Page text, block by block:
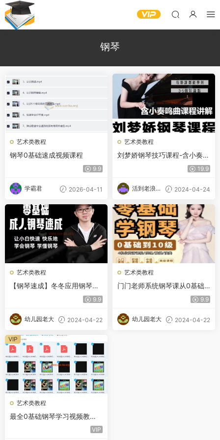
钢琴
艺术类教程
钢琴0基础速成视频课程
9.9
学霸君 2026-04-11
艺术类教程
刘梦娇钢琴技巧课程-含小奏鸣
19.9
活到老浪到
2024-04-24
艺术类教程
【钢琴速成】冬冬应用钢琴零
基础成人钢琴速成让小白快速
9.9
幼儿园老大 2024-04-22
艺术类教程
门门老师系统钢琴课从0基础
9.9
幼儿园老大 2024-04-22
艺术类教程
最全0基础钢琴学习视频教
程，全方位自学入门电子琴初
VIP
VIP